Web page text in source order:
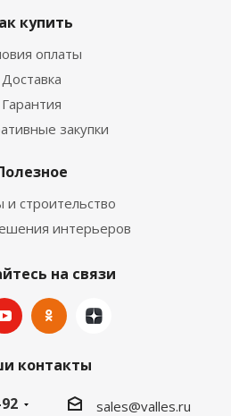
купить
оплаты
Доставка
Гарантия
закупки
и строительство
интерьеров
на связи
контакты
sales@valles.ru